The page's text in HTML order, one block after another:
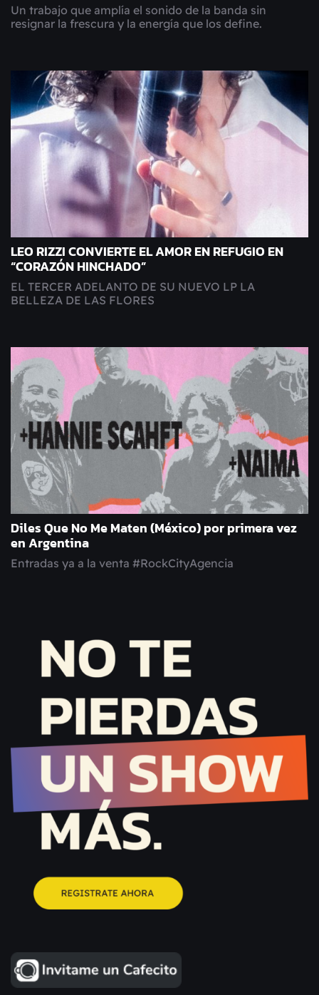
Un trabajo que amplía el sonido de la banda sin
resignar la frescura y la energía que los define.
LEO RIZZI CONVIERTE EL AMOR EN REFUGIO EN
“CORAZÓN HINCHADO”
EL TERCER ADELANTO DE SU NUEVO LP LA
BELLEZA DE LAS FLORES
Diles Que No Me Maten (México) por primera vez
en Argentina
Entradas ya a la venta #RockCityAgencia